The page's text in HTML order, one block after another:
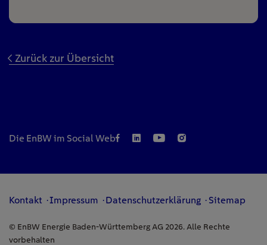
Zurück zur Übersicht
Die EnBW im Social Web
Kontakt Impressum Datenschutzerklärung Sitemap
© EnBW Energie Baden-Württemberg AG 2026. Alle Rechte
vorbehalten